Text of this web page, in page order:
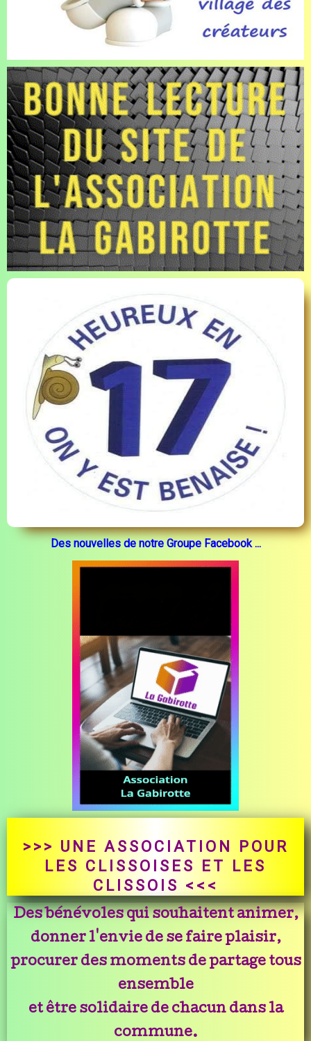
Des nouvelles de notre Groupe Facebook ...
>>> UNE ASSOCIATION POUR
LES CLISSOISES ET LES
CLISSOIS <<<
Des bénévoles qui souhaitent animer,
donner l'envie de se faire plaisir,
procurer des moments de partage tous
ensemble
et être solidaire de chacun dans la
commune.